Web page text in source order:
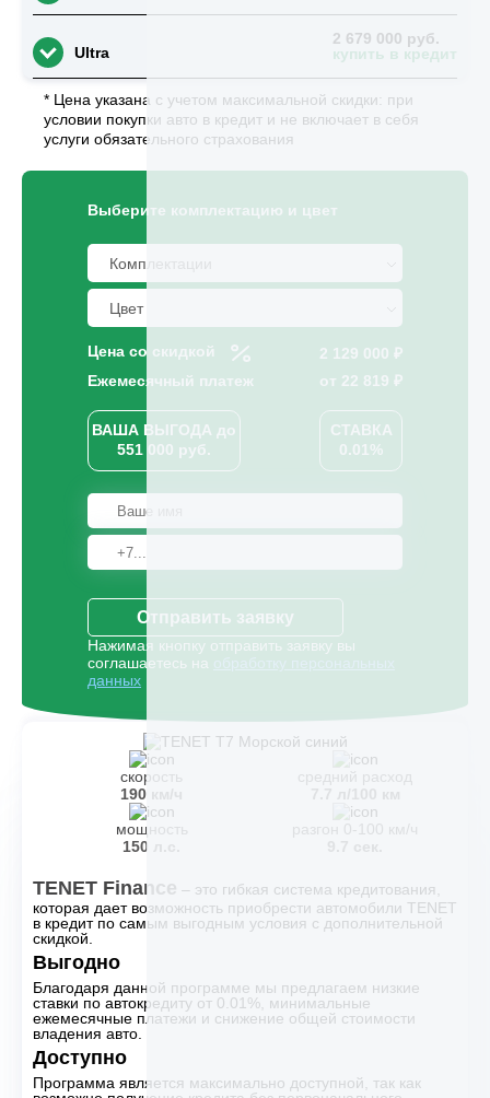
Ultra
2 679 000 руб.
купить в кредит
* Цена указана с учетом максимальной скидки: при
условии покупки авто в кредит и не включает в себя
услуги обязательного страхования
Выберите комплектацию и цвет
Цена со скидкой
2 129 000 ₽
Ежемесячный платеж
от 22 819 ₽
ВАША ВЫГОДА до
551 000 руб.
СТАВКА
0.01%
Отправить заявку
Нажимая кнопку отправить заявку вы
соглашаетесь на
данных
скорость
190 км/ч
средний расход
мощность
150 л.с.
разгон 0-100 км/ч
TENET Finance – это гибкая система кредитования,
которая дает возможность приобрести автомобили TENET
в кредит по самым выгодным условия с дополнительной
скидкой.
Выгодно
Благодаря данной программе мы предлагаем низкие
ставки по автокредиту от 0.01%, минимальные
ежемесячные платежи и снижение общей стоимости
владения авто.
Доступно
Программа является максимально доступной, так как